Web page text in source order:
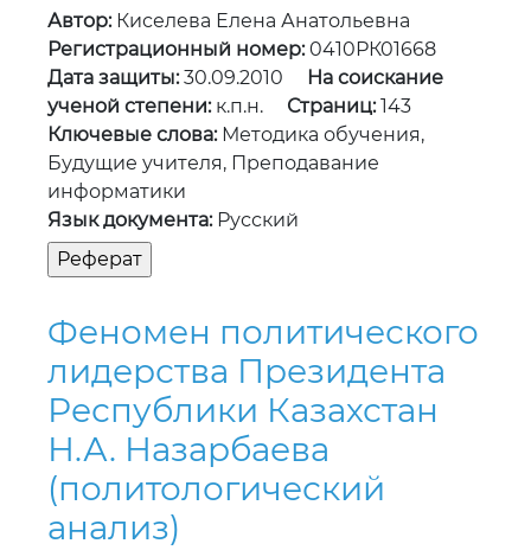
Автор:Киселева Елена Анатольевна
Регистрационный номер:0410РК01668
Дата защиты:30.09.2010
На соискание
ученой степени:к.п.н. Страниц:143
Ключевые слова:Методика обучения,
Будущие учителя, Преподавание
информатики
Язык документа:Русский
Феномен политического
лидерства Президента
Республики Казахстан
Н.А. Назарбаева
(политологический
анализ)